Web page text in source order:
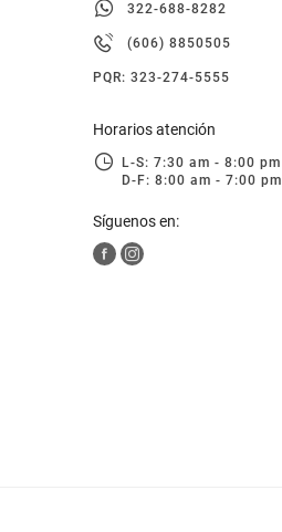
hogar
tecnología
moda
deportes
322-688-8282
(606) 8850505
PQR: 323-274-5555
Horarios atención
L-S: 7:30 am - 8:00 pm
D-F: 8:00 am - 7:00 pm
Síguenos en: